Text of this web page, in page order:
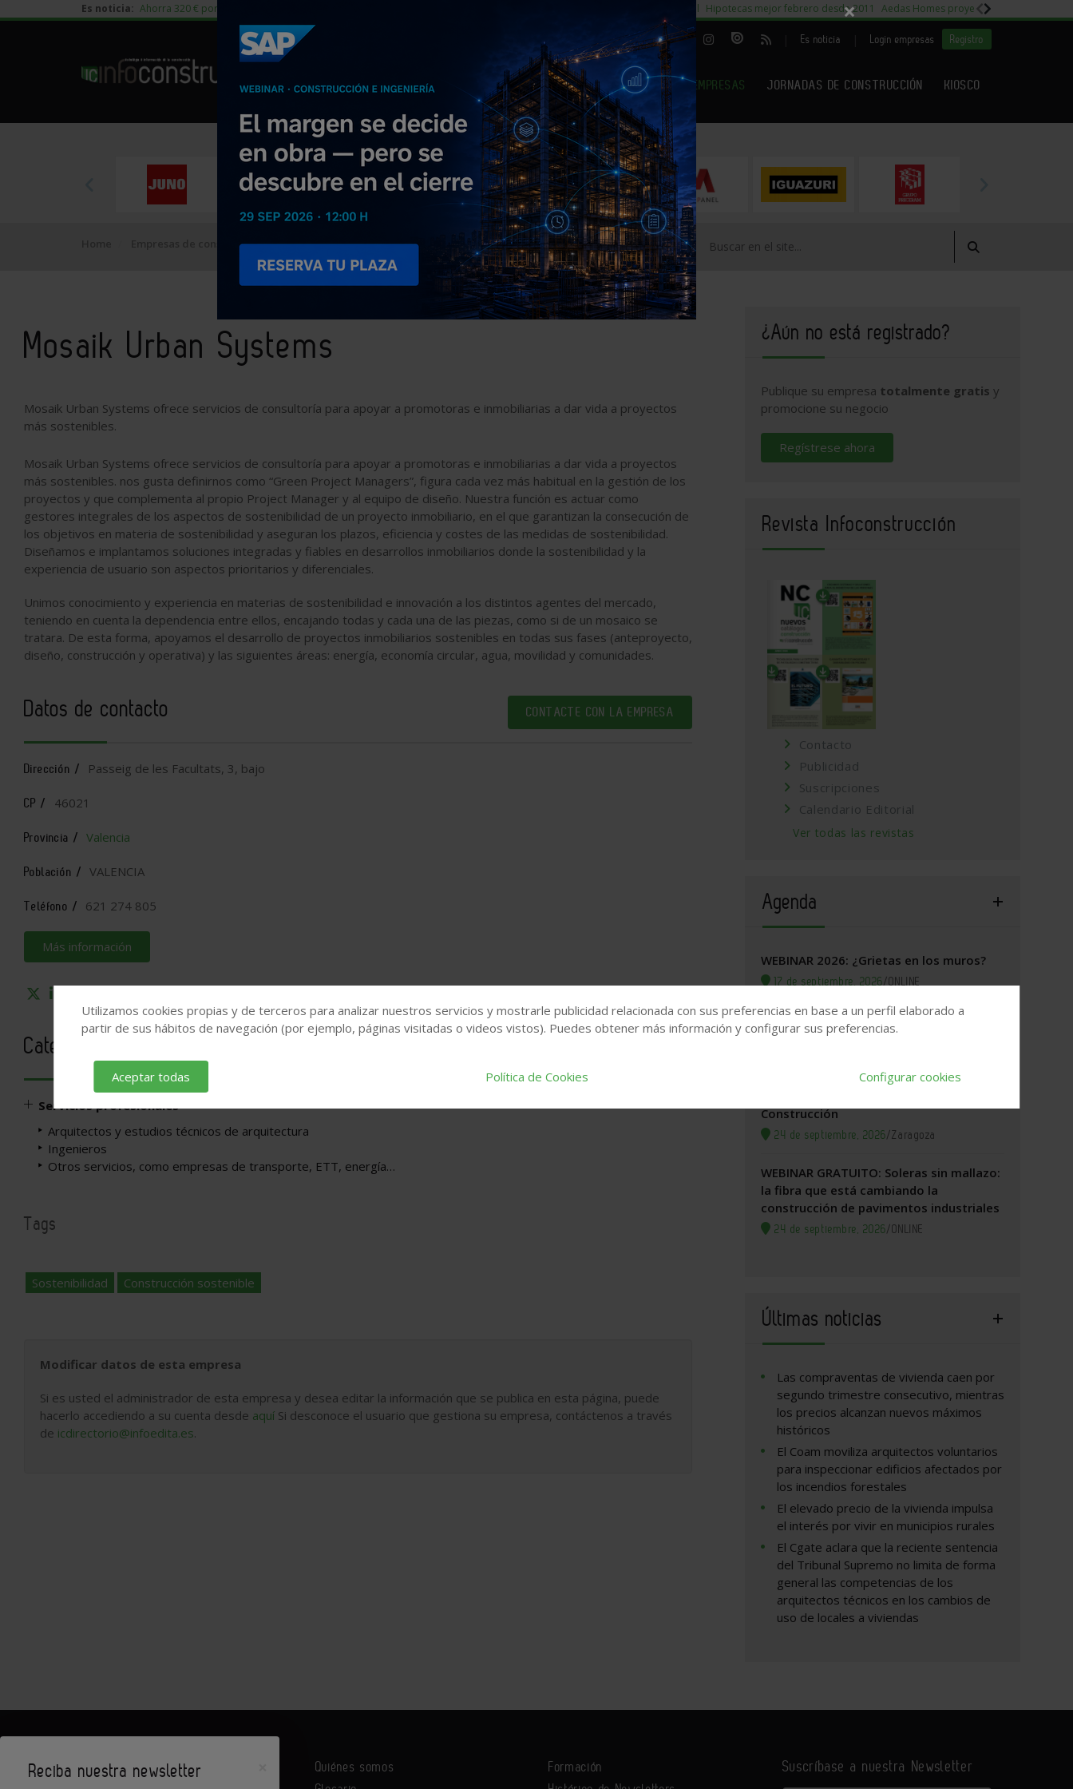
Es noticia: Ahorra 320 € por vivienda en edificación residencial 29% cambiar al alquiler temporal Hipotecas mejor febrero desde 2011 Aedas Homes proyecto Fiora
| Es noticia Login empresas Registro
NOTICIAS PRODUCTOS AGENDA ARTÍCULOS EMPRESAS JORNADAS DE CONSTRUCCIÓN KIOSCO
EMPRESAS PREMIUM
Empresas de construcción Mosaik Urban Systems
Mosaik Urban Systems
Mosaik Urban Systems ofrece servicios de consultoría para apoyar a promotoras e inmobiliarias a dar vida a proyectos
más sostenibles.
Mosaik Urban Systems ofrece servicios de consultoría para apoyar a promotoras e inmobiliarias a dar vida a proyectos
más sostenibles. nos gusta definirnos como “Green Project Managers”, figura cada vez más habitual en la gestión de los
proyectos y que complementa al propio Project Manager y al equipo de diseño. Nuestra función es actuar como
gestores integrales de los aspectos de sostenibilidad de un proyecto inmobiliario, en el que garantizan la consecución de
los objetivos en materia de sostenibilidad y aseguran los plazos, eficiencia y costes de las medidas de sostenibilidad.
Diseñamos e implantamos soluciones integradas y fiables en desarrollos inmobiliarios donde la sostenibilidad y la
experiencia de usuario son aspectos prioritarios y diferenciales.
Unimos conocimiento y experiencia en materias de sostenibilidad e innovación a los distintos agentes del mercado,
teniendo en cuenta la dependencia entre ellos, encajando todas y cada una de las piezas, como si de un mosaico se
tratara. De esta forma, apoyamos el desarrollo de proyectos inmobiliarios sostenibles en todas sus fases (anteproyecto,
diseño, construcción y operativa) y las siguientes áreas: energía, economía circular, agua, movilidad y comunidades.
Datos de contacto CONTACTE CON LA EMPRESA
Dirección / Passeig de les Facultats, 3, bajo
CP / 46021
Provincia / Valencia
Población / VALENCIA
Teléfono / 621 274 805
Más información
Categorías
Servicios profesionales
Arquitectos y estudios técnicos de arquitectura
Ingenieros
Otros servicios, como empresas de transporte, ETT, energía…
Tags
Sostenibilidad Construcción sostenible
Modificar datos de esta empresa
Si es usted el administrador de esta empresa y desea editar la información que se publica en esta página, puede
hacerlo accediendo a su cuenta desde aquí Si desconoce el usuario que gestiona su empresa, contáctenos a través
de icdirectorio@infoedita.es.
¿Aún no está registrado?
Publique su empresa totalmente gratis y
promocione su negocio
Regístrese ahora
Revista Infoconstrucción
Contacto
Publicidad
Suscripciones
Calendario Editorial
Ver todas las revistas
Agenda
WEBINAR 2026: ¿Grietas en los muros?
17 de septiembre, 2026/ONLINE
Valladolid, 2026. Jornada Arquitectura y
Construcción
Construcción
24 de septiembre, 2026/Zaragoza
WEBINAR GRATUITO: Soleras sin mallazo:
la fibra que está cambiando la
construcción de pavimentos industriales
24 de septiembre, 2026/ONLINE
Últimas noticias
Las compraventas de vivienda caen por
segundo trimestre consecutivo, mientras
los precios alcanzan nuevos máximos
históricos
El Coam moviliza arquitectos voluntarios
para inspeccionar edificios afectados por
los incendios forestales
El elevado precio de la vivienda impulsa
el interés por vivir en municipios rurales
El Cgate aclara que la reciente sentencia
del Tribunal Supremo no limita de forma
general las competencias de los
arquitectos técnicos en los cambios de
uso de locales a viviendas
Quiénes somos
Formación
Suscríbase a nuestra Newsletter
Utilizamos cookies propias y de terceros para analizar nuestros servicios y mostrarle publicidad relacionada con sus preferencias en base a un perfil elaborado a
partir de sus hábitos de navegación (por ejemplo, páginas visitadas o videos vistos). Puedes obtener más información y configurar sus preferencias.
Aceptar todas Política de Cookies Configurar cookies
×
Reciba nuestra newsletter